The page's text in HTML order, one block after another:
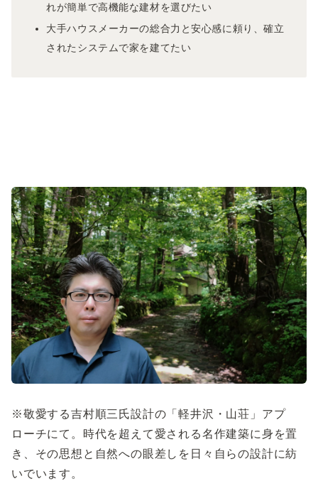
れが簡単で高機能な建材を選びたい
大手ハウスメーカーの総合力と安心感に頼り、確立
されたシステムで家を建てたい
※敬愛する吉村順三氏設計の「軽井沢・山荘」アプ
ローチにて。時代を超えて愛される名作建築に身を置
き、その思想と自然への眼差しを日々自らの設計に紡
いでいます。